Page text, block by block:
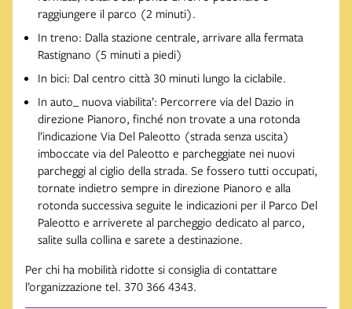
raggiungere il parco (2 minuti).
In treno: Dalla stazione centrale, arrivare alla fermata
Rastignano (5 minuti a piedi)
In bici: Dal centro città 30 minuti lungo la ciclabile.
In auto_ nuova viabilita’: Percorrere via del Dazio in
direzione Pianoro, finché non trovate a una rotonda
l’indicazione Via Del Paleotto (strada senza uscita)
imboccate via del Paleotto e parcheggiate nei nuovi
parcheggi al ciglio della strada. Se fossero tutti occupati,
tornate indietro sempre in direzione Pianoro e alla
rotonda successiva seguite le indicazioni per il Parco Del
Paleotto e arriverete al parcheggio dedicato al parco,
salite sulla collina e sarete a destinazione.
Per chi ha mobilità ridotte si consiglia di contattare
l’organizzazione tel. 370 366 4343.